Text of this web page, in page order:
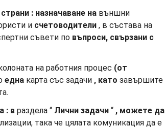
: назначаване на външни
и счетоводители , в състава на
съвети по въпроси, свързани с
на работния процес (от
една карта със задачи , като завършите
: в раздела “ Лични задачи “ , можете да
така че цялата комуникация да е